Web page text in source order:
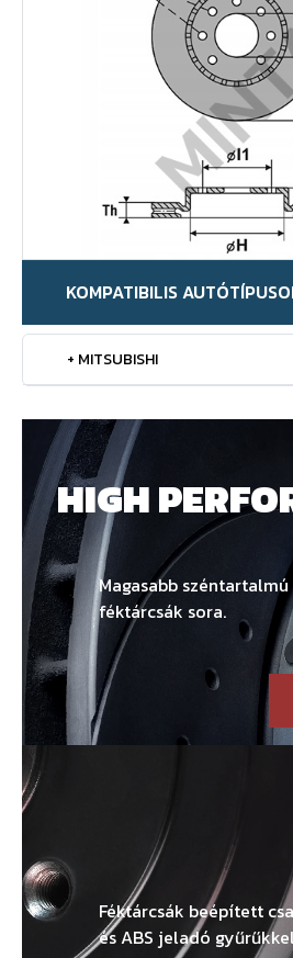
KOMPATIBILIS
+ MITSUBISHI
HIGH
Magasabb
féktárcsák sora.
Féktárcsák beépített
és ABS jeladó